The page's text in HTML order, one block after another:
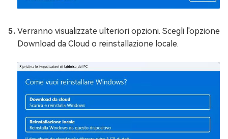
Verranno visualizzate ulteriori opzioni. Scegli l'opzione
Download da Cloud o reinstallazione locale.